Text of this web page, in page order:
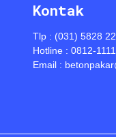
Kontak
Tlp : (031) 5828
Hotline : 0812-
Email :